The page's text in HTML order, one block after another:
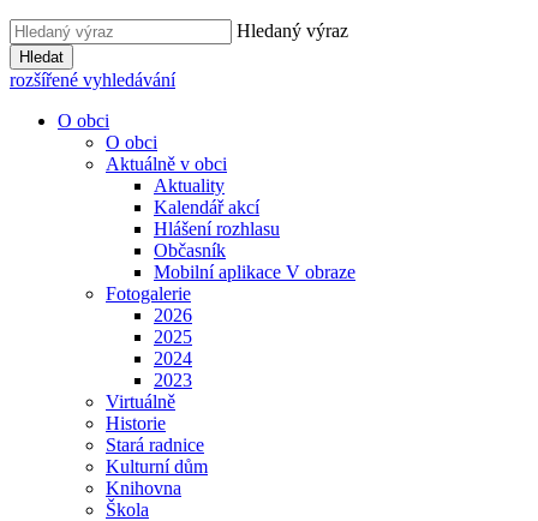
Hledaný výraz
Hledat
rozšířené vyhledávání
O obci
O obci
Aktuálně v obci
Aktuality
Kalendář akcí
Hlášení rozhlasu
Občasník
Mobilní aplikace V obraze
Fotogalerie
2026
2025
2024
2023
Virtuálně
Historie
Stará radnice
Kulturní dům
Knihovna
Škola